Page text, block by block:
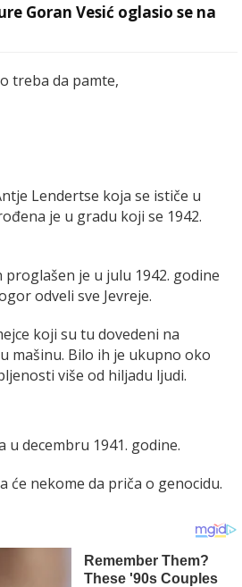
Goran Vesić oglasio se na
treba da pamte,
Lendertse koja se ističe u
je u gradu koji se 1942.
je u julu 1942. godine
odveli sve Jevreje.
koji su tu dovedeni na
mašinu. Bilo ih je ukupno oko
više od hiljadu ljudi.
u decembru 1941. godine.
će nekome da priča o genocidu.